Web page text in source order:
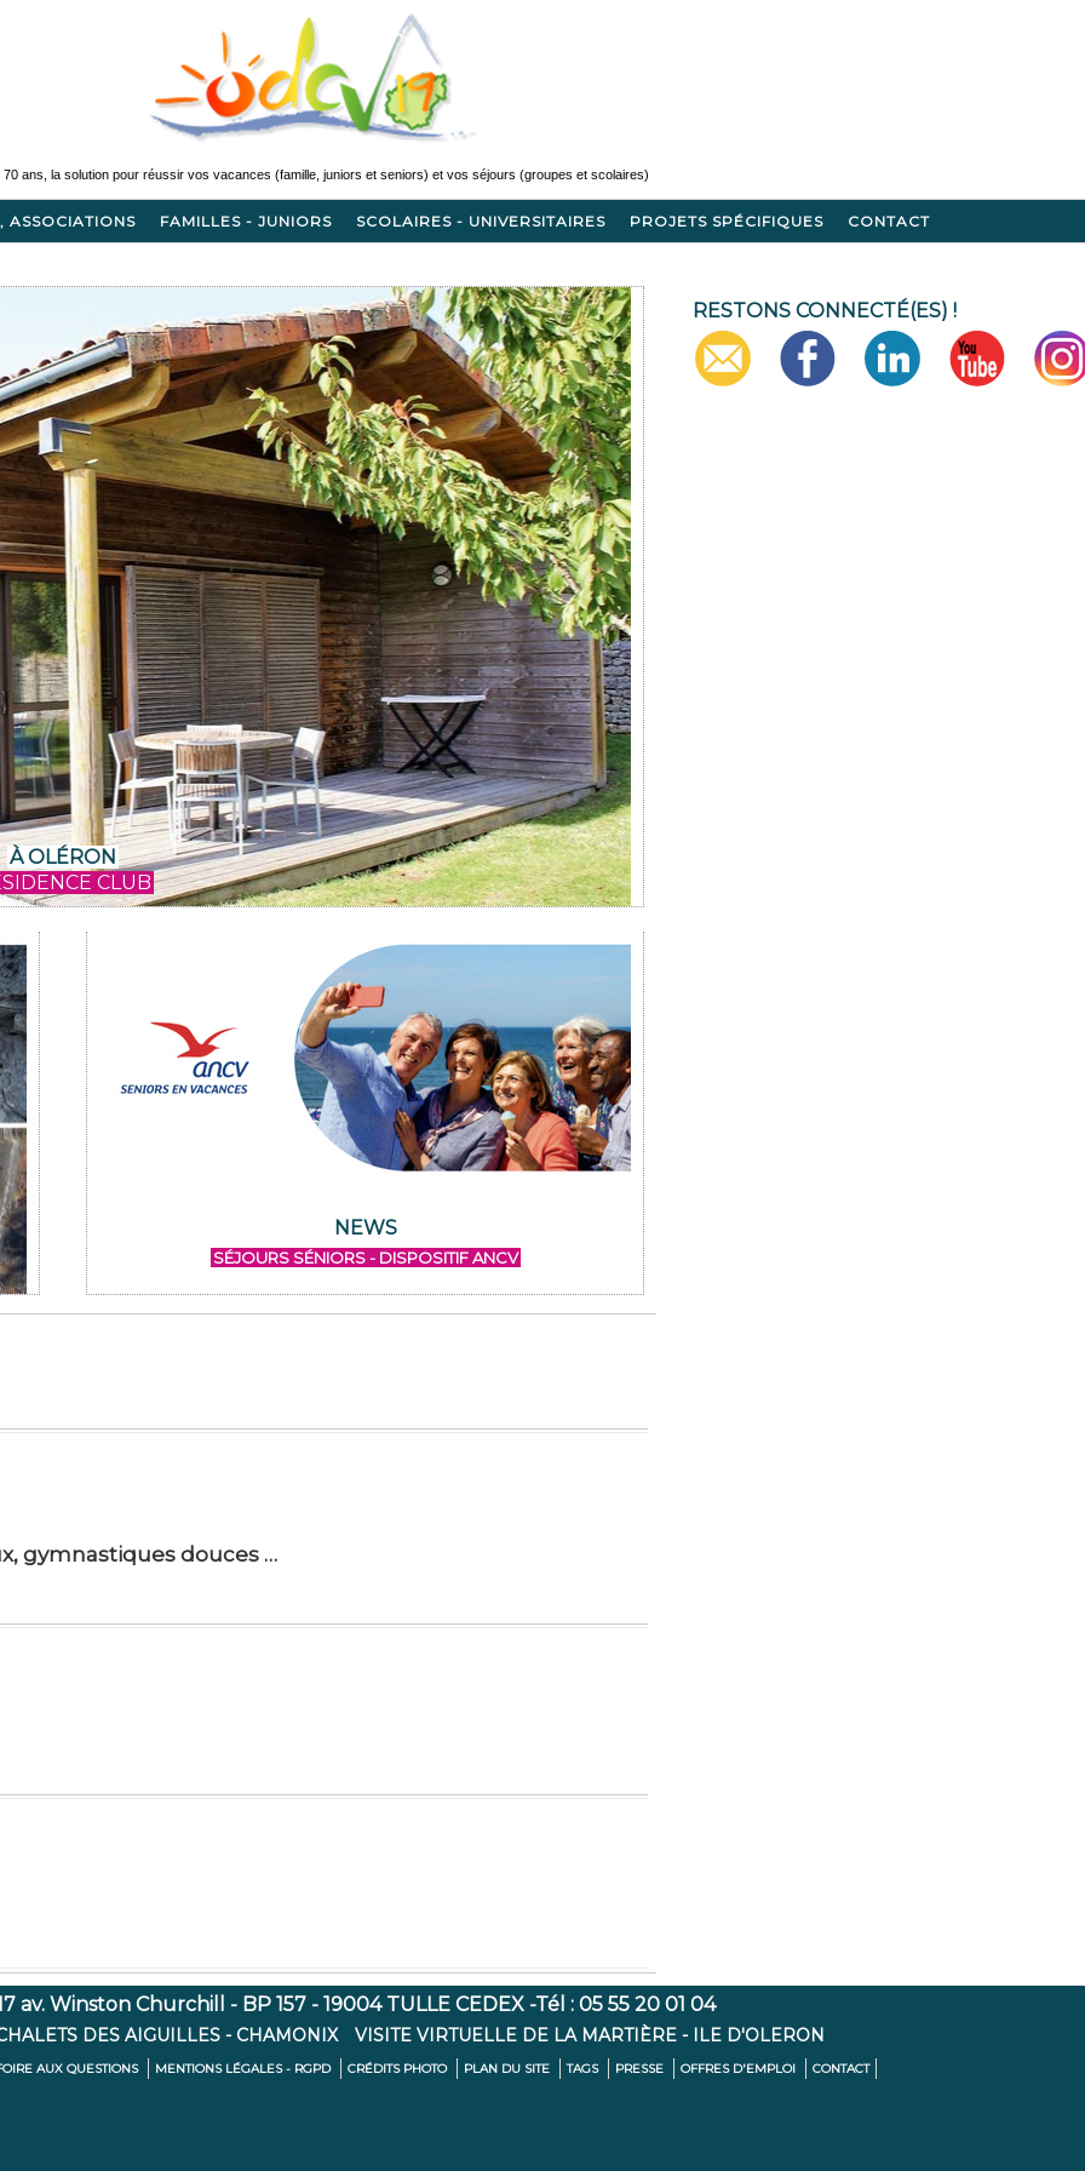
ASSOCIATIONS FAMILLES - JUNIORS SCOLAIRES - UNIVERSITAIRES PROJETS SPÉCIFIQUES CONTACT
À OLÉRON
CLUB
NEWS
SÉJOURS SÉNIORS - DISPOSITIF ANCV
gymnastiques douces …
RESTONS CONNECTÉ(ES) !
av. Winston Churchill - BP 157 - 19004 TULLE CEDEX -Tél : 05 55 20 01 04
DES AIGUILLES - CHAMONIX VISITE VIRTUELLE DE LA MARTIÈRE - ILE D'OLERON
AUX QUESTIONS MENTIONS LÉGALES - RGPD CRÉDITS PHOTO PLAN DU SITE TAGS PRESSE OFFRES D'EMPLOI CONTACT